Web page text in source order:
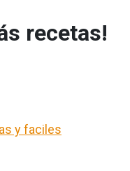
recetas!
y faciles